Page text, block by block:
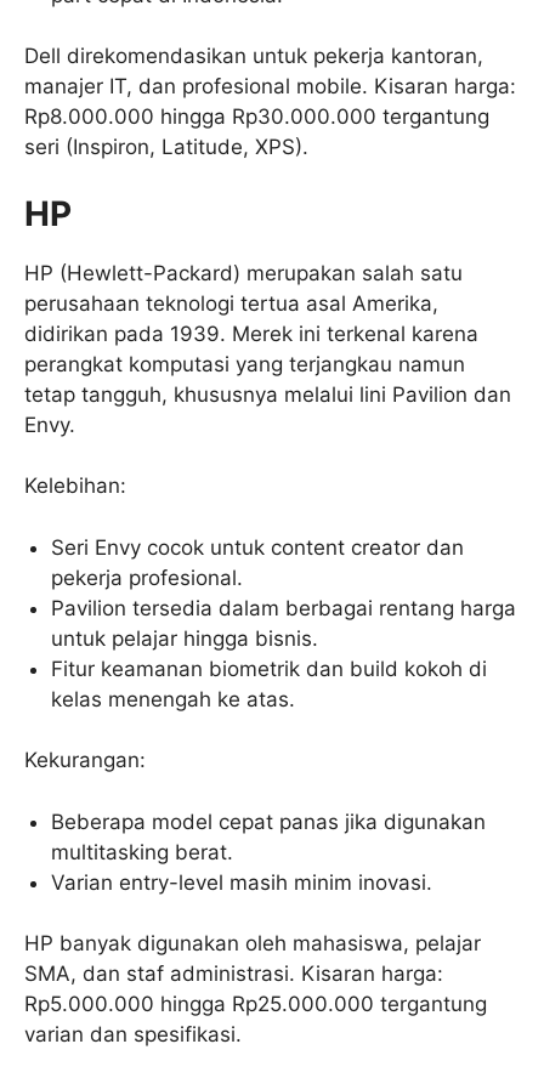
Dell direkomendasikan untuk pekerja kantoran,
manajer IT, dan profesional mobile. Kisaran harga:
Rp8.000.000 hingga Rp30.000.000 tergantung
seri (Inspiron, Latitude, XPS).
HP
HP (Hewlett-Packard) merupakan salah satu
perusahaan teknologi tertua asal Amerika,
didirikan pada 1939. Merek ini terkenal karena
perangkat komputasi yang terjangkau namun
tetap tangguh, khususnya melalui lini Pavilion dan
Envy.
Kelebihan:
Seri Envy cocok untuk content creator dan
pekerja profesional.
Pavilion tersedia dalam berbagai rentang harga
untuk pelajar hingga bisnis.
Fitur keamanan biometrik dan build kokoh di
kelas menengah ke atas.
Kekurangan:
Beberapa model cepat panas jika digunakan
multitasking berat.
Varian entry-level masih minim inovasi.
HP banyak digunakan oleh mahasiswa, pelajar
SMA, dan staf administrasi. Kisaran harga:
Rp5.000.000 hingga Rp25.000.000 tergantung
varian dan spesifikasi.